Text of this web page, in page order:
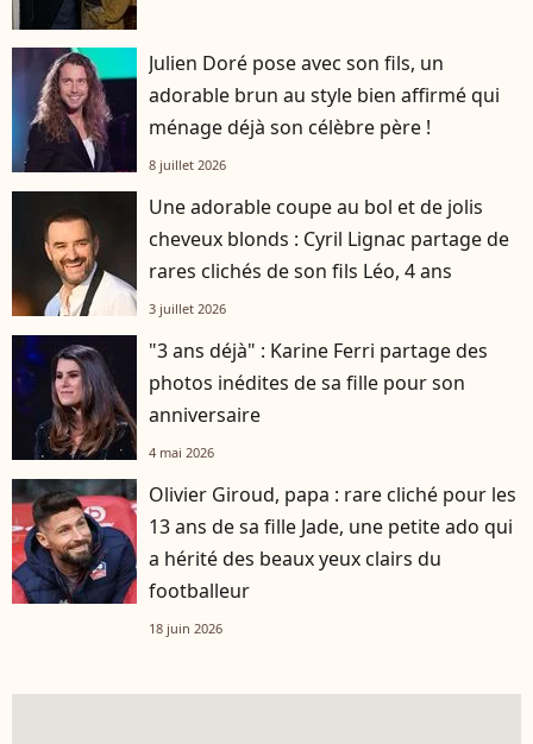
Julien Doré pose avec son fils, un
adorable brun au style bien affirmé qui
ménage déjà son célèbre père !
8 juillet 2026
Une adorable coupe au bol et de jolis
cheveux blonds : Cyril Lignac partage de
rares clichés de son fils Léo, 4 ans
3 juillet 2026
"3 ans déjà" : Karine Ferri partage des
photos inédites de sa fille pour son
anniversaire
4 mai 2026
Olivier Giroud, papa : rare cliché pour les
13 ans de sa fille Jade, une petite ado qui
a hérité des beaux yeux clairs du
footballeur
18 juin 2026